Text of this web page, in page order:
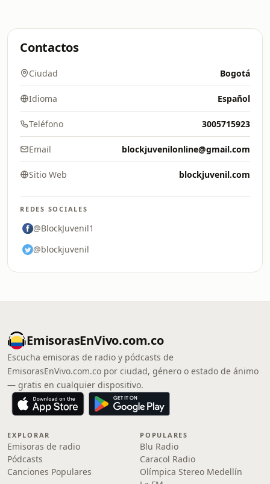
Contactos
Ciudad Bogotá
Idioma Español
Teléfono 3005715923
Email blockjuvenilonline@gmail.com
Sitio Web blockjuvenil.com
REDES SOCIALES
@BlockJuvenil1
@blockjuvenil
EmisorasEnVivo.com.co
Escucha emisoras de radio y pódcasts de
EmisorasEnVivo.com.co por ciudad, género o estado de ánimo
— gratis en cualquier dispositivo.
EXPLORAR
Emisoras de radio
Pódcasts
Canciones Populares
POPULARES
Blu Radio
Caracol Radio
Olímpica Stereo Medellín